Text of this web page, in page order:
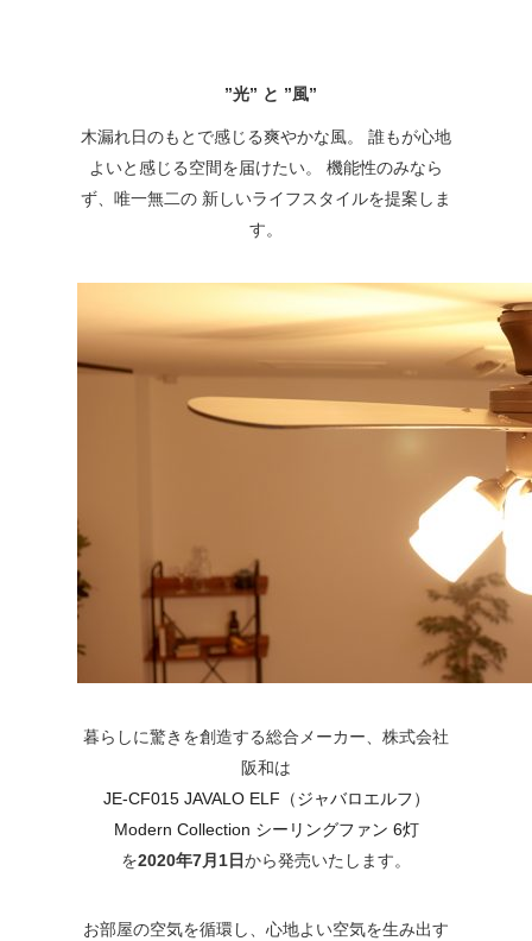
”光” と ”風”
木漏れ日のもとで感じる爽やかな風。 誰もが心地
よいと感じる空間を届けたい。 機能性のみなら
ず、唯一無二の 新しいライフスタイルを提案しま
す。
暮らしに驚きを創造する総合メーカー、株式会社
阪和は
JE-CF015 JAVALO ELF（ジャバロエルフ）
Modern Collection シーリングファン 6灯
を2020年7月1日から発売いたします。
お部屋の空気を循環し、心地よい空気を生み出す